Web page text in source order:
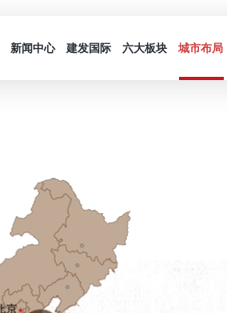
新闻中心 建发国际 六大板块 城市布局